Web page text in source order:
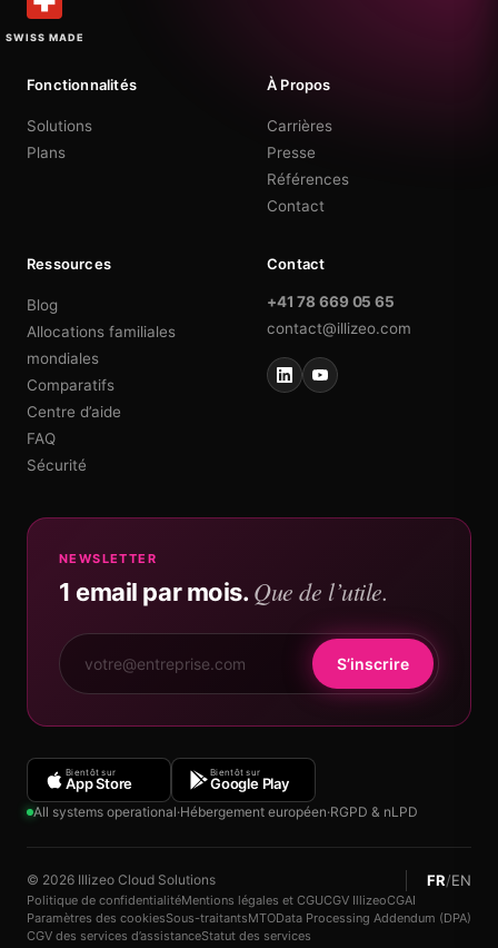
SWISS MADE
Fonctionnalités
Solutions
Plans
À Propos
Carrières
Presse
Références
Contact
Ressources
Blog
Allocations familiales
mondiales
Comparatifs
Centre d’aide
FAQ
Sécurité
Contact
+41 78 669 05 65
contact@illizeo.com
NEWSLETTER
1 email par mois. Que de l’utile.
S’inscrire
Bientôt sur
App Store
Bientôt sur
Google Play
All systems operational·Hébergement européen·RGPD & nLPD
© 2026 Illizeo Cloud Solutions FR/EN
Politique de confidentialitéMentions légales et CGUCGV IllizeoCGAI
Paramètres des cookiesSous-traitantsMTOData Processing Addendum (DPA)
CGV des services d’assistanceStatut des services